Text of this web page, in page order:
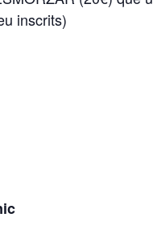
inscrits)